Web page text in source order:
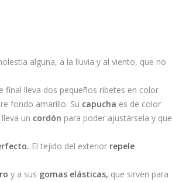
alguna, a la lluvia y al viento, que no
final lleva dos pequeños ribetes en color
fondo amarillo. Su capucha es de color
un cordón para poder ajustársela y que
El tejido del exterior repele
y a sus gomas elásticas, que sirven para